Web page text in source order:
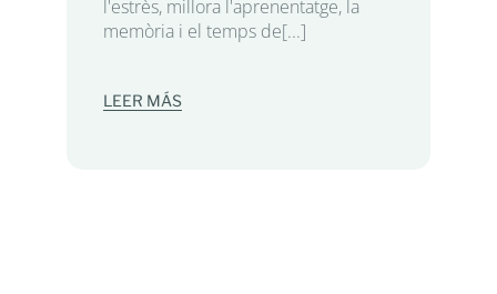
l'estrès, millora l'aprenentatge, la
memòria i el temps de[...]
LEER MÁS